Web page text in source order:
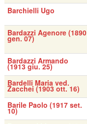
Barchielli Ugo
Bardazzi Agenore (1890
gen. 07)
Bardazzi Armando
(1913 giu. 25)
Bardelli Maria ved.
Zacchei (1903 ott. 16)
Barile Paolo (1917 set.
10)